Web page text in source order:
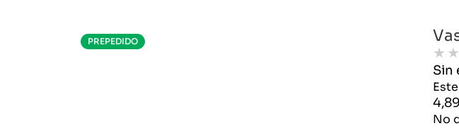
PREPEDIDO
★ ★
Sin
4,89
No